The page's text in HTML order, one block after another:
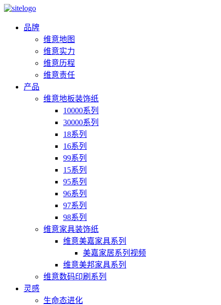
品牌
维意地图
维意实力
维意历程
维意责任
产品
维意地板装饰纸
10000系列
30000系列
18系列
16系列
99系列
15系列
95系列
96系列
97系列
98系列
维意家具装饰纸
维意美嘉家具系列
美嘉家居系列视频
维意美邦家具系列
维意数码印刷系列
灵感
生命态进化